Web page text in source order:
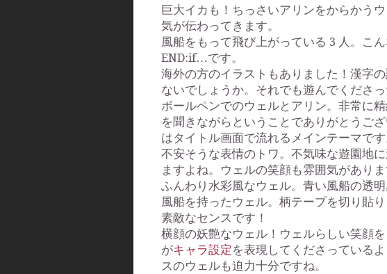
巨大イカも！ちっさいアリンをからかう
気が伝わってきます。
風船をもって飛び上がっている 3 人。こ
END:if…です。
海外の方のイラストもありました！漢字
ないでしょうか。それでも遊んでくださ
ボールペンでのウェルとアリン。非常に
を聞きながらということでありがとうご
はタイトル画面で流れるメインテーマです
不安そうな表情のトワ。不気味な遊園地
ますよね。ウェルの笑顔も雰囲気がありま
ふんわり水彩風なウェル。青い風船の透明
風船を持ったウェル。柄テープを切り貼
素敵なセンスです！
横顔の妖艶なウェル！ウェルらしい笑顔
がキャラ設定 を表現してくださっている
スのウェルも迫力十分ですね。